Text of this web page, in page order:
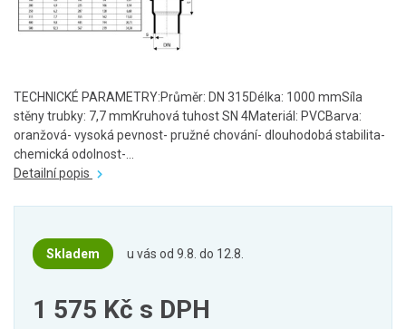
TECHNICKÉ PARAMETRY:Průměr: DN 315Délka: 1000 mmSíla
stěny trubky: 7,7 mmKruhová tuhost SN 4Materiál: PVCBarva:
oranžová- vysoká pevnost- pružné chování- dlouhodobá stabilita-
chemická odolnost-...
Detailní popis
Skladem u vás od 9.8. do 12.8.
1 575 Kč s DPH